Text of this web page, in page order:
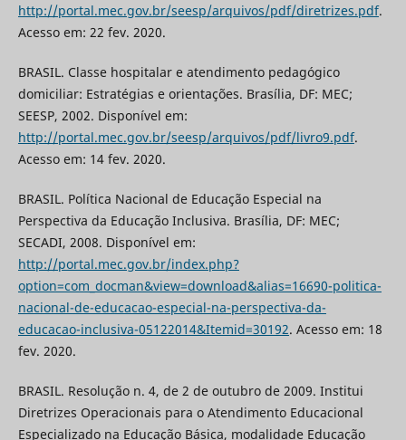
http://portal.mec.gov.br/seesp/arquivos/pdf/diretrizes.pdf.
Acesso em: 22 fev. 2020.
BRASIL. Classe hospitalar e atendimento pedagógico
domiciliar: Estratégias e orientações. Brasília, DF: MEC;
SEESP, 2002. Disponível em:
http://portal.mec.gov.br/seesp/arquivos/pdf/livro9.pdf.
Acesso em: 14 fev. 2020.
BRASIL. Política Nacional de Educação Especial na
Perspectiva da Educação Inclusiva. Brasília, DF: MEC;
SECADI, 2008. Disponível em:
http://portal.mec.gov.br/index.php?
option=com_docman&view=download&alias=16690-politica-
nacional-de-educacao-especial-na-perspectiva-da-
educacao-inclusiva-05122014&Itemid=30192. Acesso em: 18
fev. 2020.
BRASIL. Resolução n. 4, de 2 de outubro de 2009. Institui
Diretrizes Operacionais para o Atendimento Educacional
Especializado na Educação Básica, modalidade Educação